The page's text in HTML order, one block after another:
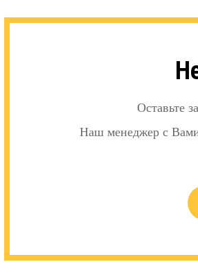
Оставьте
Наш менеджер с Вами